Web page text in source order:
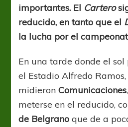
importantes. El Cartero
reducido, en tanto que el
la lucha por el
En una tarde donde el
el Estadio Alfredo Ramos,
midieronComunicaciones
meterse en el reducido,
de Belgranoque de a